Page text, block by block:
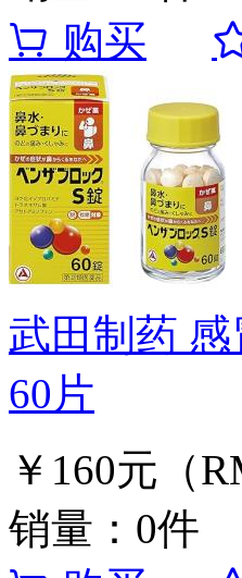
购买
武田制药
60片
￥160元（
销量：0件